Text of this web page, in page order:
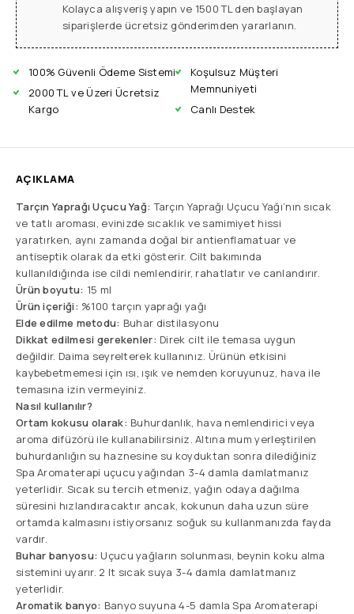
Kolayca alışveriş yapın ve 1500 TL den başlayan
siparişlerde ücretsiz gönderimden yararlanın.
100% Güvenli Ödeme Sistemi
2000 TL ve Üzeri Ücretsiz
Kargo
Koşulsuz Müşteri
Memnuniyeti
Canlı Destek
AÇIKLAMA
Tarçın Yaprağı Uçucu Yağ: Tarçın Yaprağı Uçucu Yağı’nın sıcak
ve tatlı aroması, evinizde sıcaklık ve samimiyet hissi
yaratırken, aynı zamanda doğal bir antienflamatuar ve
antiseptik olarak da etki gösterir. Cilt bakımında
kullanıldığında ise cildi nemlendirir, rahatlatır ve canlandırır.
Ürün boyutu: 15 ml
Ürün içeriği: %100 tarçın yaprağı yağı
Elde edilme metodu: Buhar distilasyonu
Dikkat edilmesi gerekenler: Direk cilt ile temasa uygun
değildir. Daima seyrelterek kullanınız. Ürünün etkisini
kaybebetmemesi için ısı, ışık ve nemden koruyunuz, hava ile
temasına izin vermeyiniz.
Nasıl kullanılır?
Ortam kokusu olarak: Buhurdanlık, hava nemlendirici veya
aroma difüzörü ile kullanabilirsiniz. Altına mum yerleştirilen
buhurdanlığın su haznesine su koyduktan sonra dilediğiniz
Spa Aromaterapi uçucu yağından 3-4 damla damlatmanız
yeterlidir. Sıcak su tercih etmeniz, yağın odaya dağılma
süresini hızlandıracaktır ancak, kokunun daha uzun süre
ortamda kalmasını istiyorsanız soğuk su kullanmanızda fayda
vardır.
Buhar banyosu: Uçucu yağların solunması, beynin koku alma
sistemini uyarır. 2 lt sıcak suya 3-4 damla damlatmanız
yeterlidir.
Aromatik banyo: Banyo suyuna 4-5 damla Spa Aromaterapi